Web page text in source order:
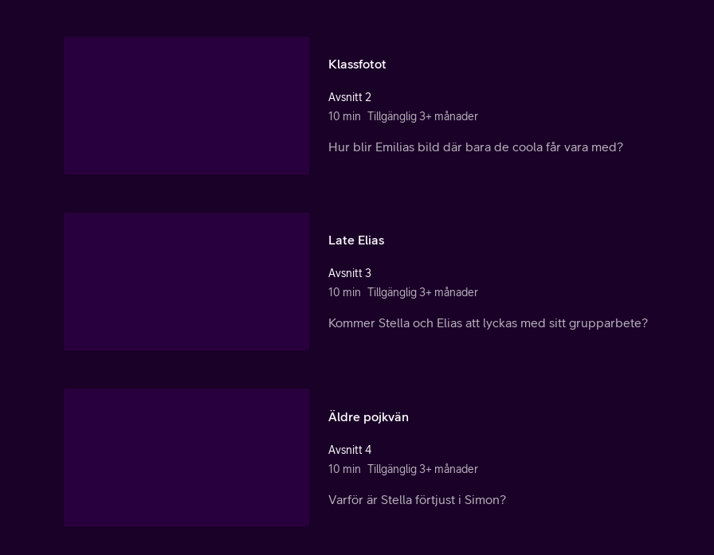
Klassfotot
Avsnitt 2
10 min Tillgänglig 3+ månader
Hur blir Emilias bild där bara de coola får vara med?
Late Elias
Avsnitt 3
10 min Tillgänglig 3+ månader
Kommer Stella och Elias att lyckas med sitt grupparbete?
Äldre pojkvän
Avsnitt 4
10 min Tillgänglig 3+ månader
Varför är Stella förtjust i Simon?